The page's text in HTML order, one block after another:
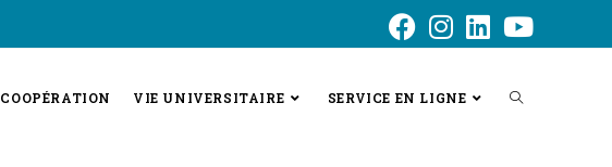
COOPÉRATION VIE UNIVERSITAIRE SERVICE EN LIGNE